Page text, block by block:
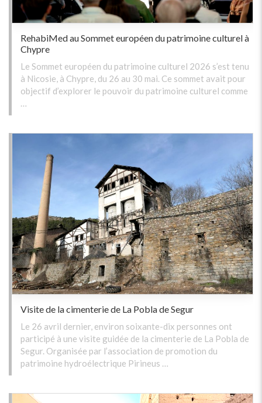
RehabiMed au Sommet européen du patrimoine culturel à
Chypre
Le Sommet européen du patrimoine culturel 2026 s’est tenu
à Nicosie, à Chypre, du 26 au 30 mai. Ce sommet avait pour
objectif d’explorer le pouvoir du patrimoine culturel comme
…
Visite de la cimenterie de La Pobla de Segur
Le 26 avril dernier, environ soixante-dix personnes ont
participé à une visite guidée de la cimenterie de La Pobla de
Segur. Organisée par l’association de promotion du
patrimoine hydroélectrique Pirineus …